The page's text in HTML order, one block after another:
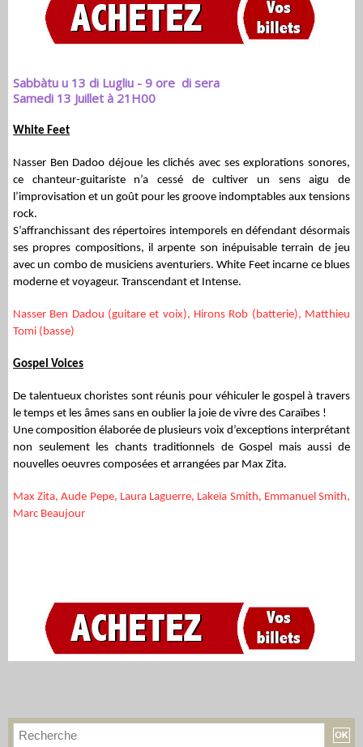
Sabbàtu u 13 di Lugliu - 9 ore di sera
Samedi 13 Juillet à 21H00
White Feet
Nasser Ben Dadoo déjoue les clichés avec ses explorations sonores,
ce chanteur-guitariste n’a cessé de cultiver un sens aigu de
l’improvisation et un goût pour les groove indomptables aux tensions
rock.
S’affranchissant des répertoires intemporels en défendant désormais
ses propres compositions, il arpente son inépuisable terrain de jeu
avec un combo de musiciens aventuriers. White Feet incarne ce blues
moderne et voyageur. Transcendant et Intense.
Nasser Ben Dadou (guitare et voix), Hirons Rob (batterie), Matthieu
Tomi (basse)
Gospel Voices
De talentueux choristes sont réunis pour véhiculer le gospel à travers
le temps et les âmes sans en oublier la joie de vivre des Caraïbes !
Une composition élaborée de plusieurs voix d’exceptions interprétant
non seulement les chants traditionnels de Gospel mais aussi de
nouvelles oeuvres composées et arrangées par Max Zita.
Max Zita, Aude Pepe, Laura Laguerre, Lakeïa Smith, Emmanuel Smith,
Marc Beaujour